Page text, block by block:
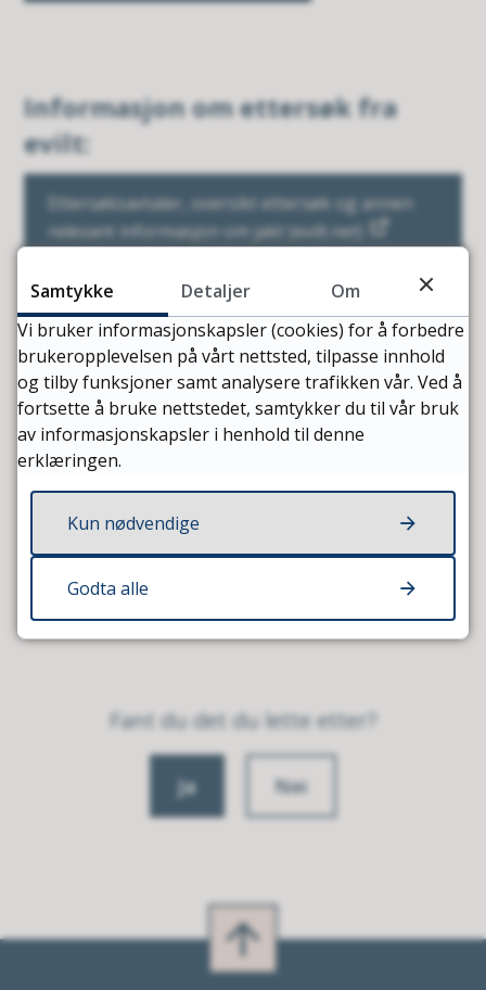
Informasjon om ettersøk fra
evilt:
Ettersøksavtaler, oversikt ettersøk og annen
relevant informasjon om jakt (evilt.net)
Sist endret 20.04.2026 15:16
Fant du det du lette etter?
Ja Nei
Samtykke Detaljer
Om
Vi bruker informasjonskapsler (cookies) for å forbedre
brukeropplevelsen på vårt nettsted, tilpasse innhold
og tilby funksjoner samt analysere trafikken vår. Ved å
fortsette å bruke nettstedet, samtykker du til vår bruk
av informasjonskapsler i henhold til denne
erklæringen.
Kun nødvendige
Godta alle